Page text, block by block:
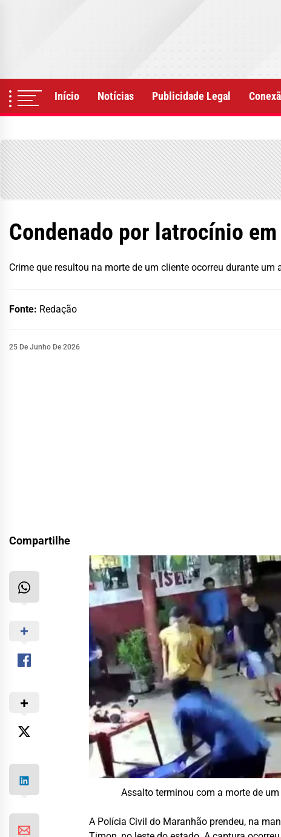
Início Notícias Publicidade Legal
Condenado por latrocínio
Crime que resultou na morte de um cliente ocorreu durante um
Fonte: Redação
25 De Junho De 2026
Compartilhe
Assalto terminou com a morte de
A Polícia Civil do Maranhão prendeu, na